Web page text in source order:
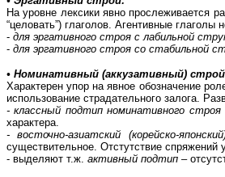
На уровне лексики явно прослеживается
“целовать”) глаголов. Агентивные
- для эргативного строя с лабильной
- для эргативного строя со стабильной
• Номинативный (аккузативный)
Характерен упор на явное обозначение
использование страдательного залога.
- классный подтип номинативного строя
характера.
- восточно-азиатский (корейско-
существительное. Отстутствие спряжений
- выделяют т.ж. активный подтип –